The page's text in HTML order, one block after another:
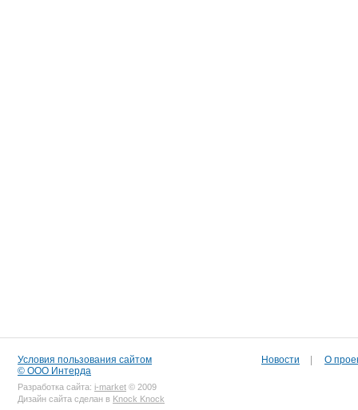
Условия пользования сайтом
© ООО Интерда
Разработка сайта: i-market © 2009
Дизайн сайта сделан в Knock Knock
Новости О